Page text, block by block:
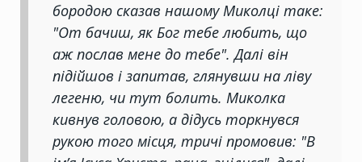
бородою сказав нашому Миколці таке:
"От бачиш, як Бог тебе любить, що
аж послав мене до тебе". Далі він
підійшов і запитав, глянувши на ліву
легеню, чи тут болить. Миколка
кивнув головою, а дідусь торкнувся
рукою того місця, тричі промовив: "В